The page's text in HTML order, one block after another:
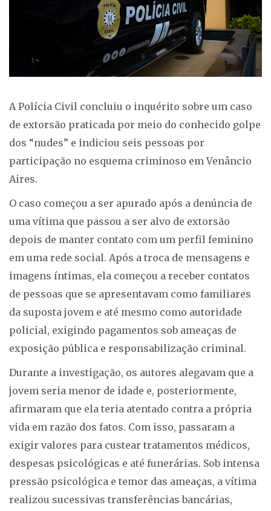
A Polícia Civil concluiu o inquérito sobre um caso
de extorsão praticada por meio do conhecido golpe
dos “nudes” e indiciou seis pessoas por
participação no esquema criminoso em Venâncio
Aires.
O caso começou a ser apurado após a denúncia de
uma vítima que passou a ser alvo de extorsão
depois de manter contato com um perfil feminino
em uma rede social. Após a troca de mensagens e
imagens íntimas, ela começou a receber contatos
de pessoas que se apresentavam como familiares
da suposta jovem e até mesmo como autoridade
policial, exigindo pagamentos sob ameaças de
exposição pública e responsabilização criminal.
Durante a investigação, os autores alegavam que a
jovem seria menor de idade e, posteriormente,
afirmaram que ela teria atentado contra a própria
vida em razão dos fatos. Com isso, passaram a
exigir valores para custear tratamentos médicos,
despesas psicológicas e até funerárias. Sob intensa
pressão psicológica e temor das ameaças, a vítima
realizou sucessivas transferências bancárias,